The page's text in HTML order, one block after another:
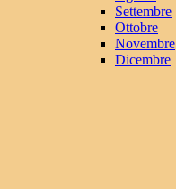
Settembre
Ottobre
Novembre
Dicembre